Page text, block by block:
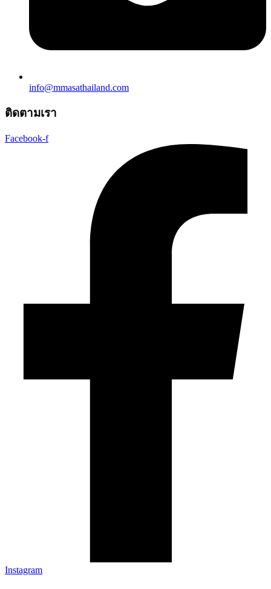
info@mmasathailand.com
ติดตามเรา
Facebook-f
Instagram